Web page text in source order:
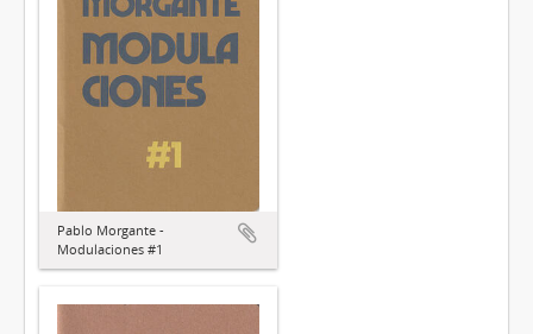
Pablo Morgante -
Modulaciones #1